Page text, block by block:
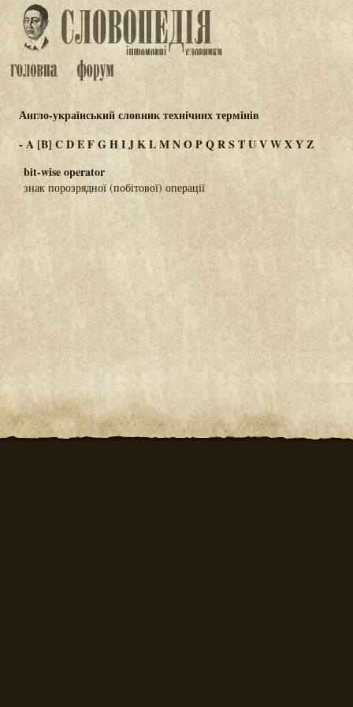
Англо-український словник технічних термінів
-A [B] CDEFGHIJKLMNOPQRSTUVWXYZ
bit-wise operator
знак порозрядної (побітової) операції